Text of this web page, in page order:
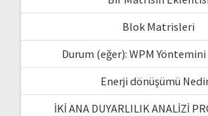
Blok Matrisleri
Durum (eğer): WPM
Enerji dönüşümü
İKİ ANA DUYARLILIK ANALİZİ